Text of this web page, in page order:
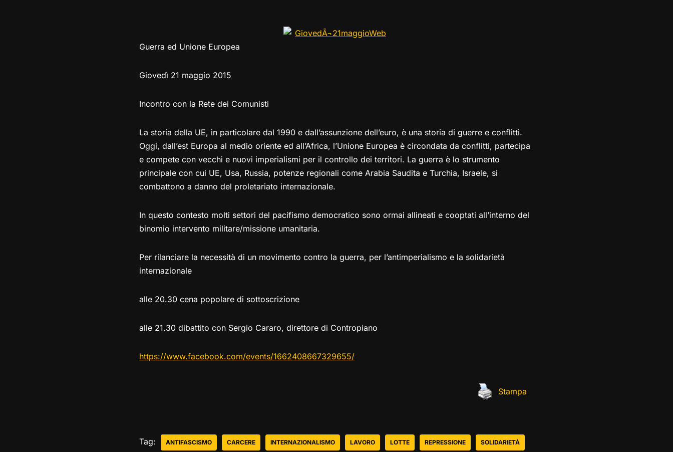
e
gr o s e
l
Guerra ed Unione Europea
Giovedì 21 maggio 2015
Incontro con la Rete dei Comunisti
La storia della UE, in particolare dal 1990 e dall’assunzione dell’euro, è una storia di guerre e conflitti.
Oggi, dall’est Europa al medio oriente ed all’Africa, l’Unione Europea è circondata da conflitti, partecipa
e compete con vecchi e nuovi imperialismi per il controllo dei territori. La guerra è lo strumento
principale con cui UE, Usa, Russia, potenze regionali come Arabia Saudita e Turchia, Israele, si
combattono a danno del proletariato internazionale.
In questo contesto molti settori del pacifismo democratico sono ormai allineati e cooptati all’interno del
binomio intervento militare/missione umanitaria.
Per rilanciare la necessità di un movimento contro la guerra, per l’antimperialismo e la solidarietà
internazionale
alle 20.30 cena popolare di sottoscrizione
alle 21.30 dibattito con Sergio Cararo, direttore di Contropiano
https://www.facebook.com/events/1662408667329655/
Stampa
Tag: ANTIFASCISMO CARCERE INTERNAZIONALISMO LAVORO LOTTE REPRESSIONE SOLIDARIETÀ